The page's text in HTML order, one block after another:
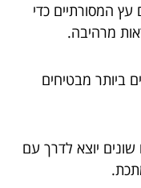
המסורתיים כדי
מרהיבה.
ביותר מבטיחים
יוצא לדרך עם